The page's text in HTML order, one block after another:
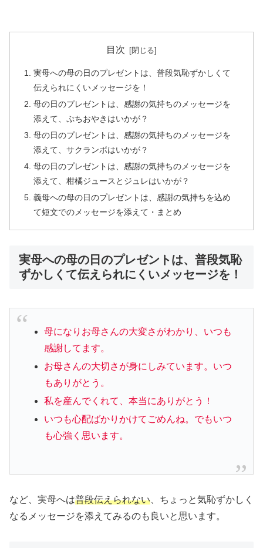
目次
実母への母の日のプレゼントは、普段気恥ずかしくて
伝えられにくいメッセージを！
母の日のプレゼントは、感謝の気持ちのメッセージを
添えて、ぷちおやきはいかが？
母の日のプレゼントは、感謝の気持ちのメッセージを
添えて、サクランボはいかが？
母の日のプレゼントは、感謝の気持ちのメッセージを
添えて、柑橘ジュースとジュレはいかが？
義母への母の日のプレゼントは、感謝の気持ちを込め
て短文でのメッセージを添えて・まとめ
実母への母の日のプレゼントは、普段気恥
ずかしくて伝えられにくいメッセージを！
母になりお母さんの大変さがわかり、いつも
感謝してます。
お母さんの大切さが身にしみています。いつ
もありがとう。
私を産んでくれて、本当にありがとう！
いつも心配ばかりかけてごめんね。でもいつ
も心強く思います。
など、実母へは普段伝えられない 、ちょっと気恥ずかしく
なるメッセージを添えてみるのも良いと思います。